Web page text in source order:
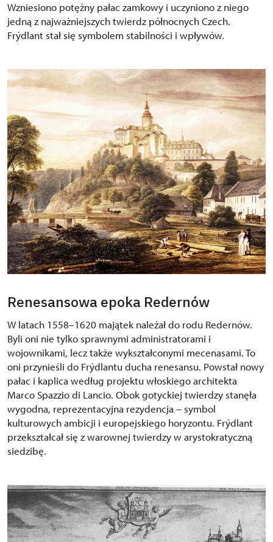
Wzniesiono potężny pałac zamkowy i uczyniono z niego
jedną z najważniejszych twierdz północnych Czech.
Frýdlant stał się symbolem stabilności i wpływów.
Renesansowa epoka Redernów
W latach 1558–1620 majątek należał do rodu Redernów.
Byli oni nie tylko sprawnymi administratorami i
wojownikami, lecz także wykształconymi mecenasami. To
oni przynieśli do Frýdlantu ducha renesansu. Powstał nowy
pałac i kaplica według projektu włoskiego architekta
Marco Spazzio di Lancio. Obok gotyckiej twierdzy stanęła
wygodna, reprezentacyjna rezydencja – symbol
kulturowych ambicji i europejskiego horyzontu. Frýdlant
przekształcał się z warownej twierdzy w arystokratyczną
siedzibę.